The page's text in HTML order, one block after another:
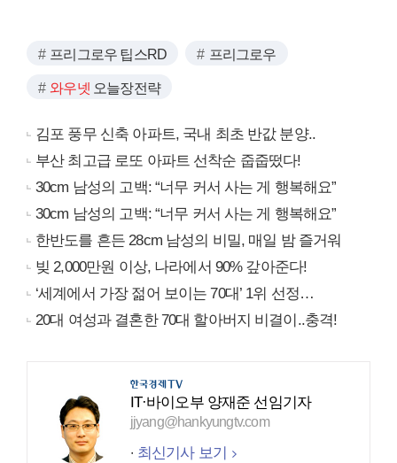
프리그로우 팁스RD 프리그로우
와우넷 오늘장전략
김포 풍무 신축 아파트, 국내 최초 반값 분양..
부산 최고급 로또 아파트 선착순 줍줍떴다!
30cm 남성의 고백: “너무 커서 사는 게 행복해요”
30cm 남성의 고백: “너무 커서 사는 게 행복해요”
한반도를 흔든 28cm 남성의 비밀, 매일 밤 즐거워
빚 2,000만원 이상, 나라에서 90% 갚아준다!
‘세계에서 가장 젊어 보이는 70대’ 1위 선정…
20대 여성과 결혼한 70대 할아버지 비결이..충격!
IT·바이오부 양재준 선임기자
jjyang@hankyungtv.com
최신기사 보기